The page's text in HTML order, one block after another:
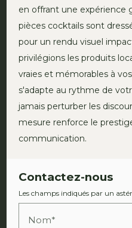
en offrant une expérience
pièces cocktails sont
pour un rendu visuel
privilégions les produits
vraies et mémorables à
s'adapte au rythme de
jamais perturber les
mesure renforce le
communication.
Contactez-nous
Les champs indiqués par un
Nom*